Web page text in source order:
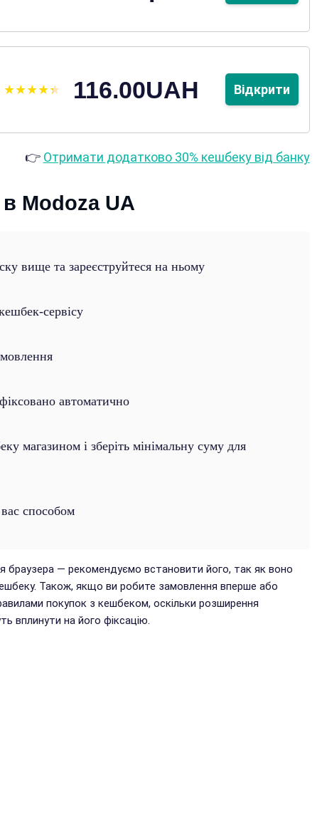
116.00UAH Відкрити
👉 Отримати додатково 30% кешбеку від банку
Modoza UA
вище та зареєструйтеся на ньому
сервісу
автоматично
магазином і зберіть мінімальну суму для
способом
браузера — рекомендуємо встановити його, так як воно
Також, якщо ви робите замовлення вперше або
покупок з кешбеком, оскільки розширення
вплинути на його фіксацію.